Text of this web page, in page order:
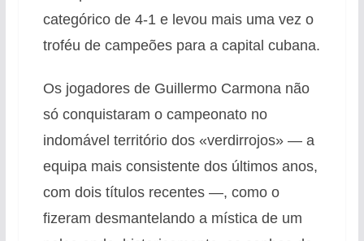
categórico de 4-1 e levou mais uma vez o
troféu de campeões para a capital cubana.
Os jogadores de Guillermo Carmona não
só conquistaram o campeonato no
indomável território dos «verdirrojos» — a
equipa mais consistente dos últimos anos,
com dois títulos recentes —, como o
fizeram desmantelando a mística de um